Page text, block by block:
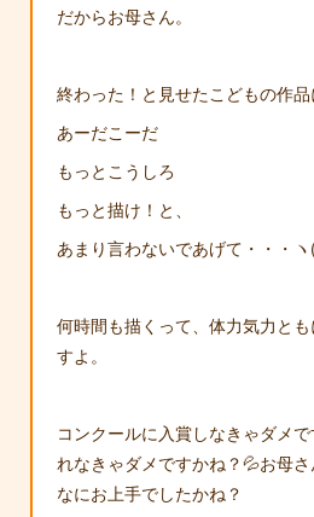
だからお母さん。
終わった！と見せたこどもの作品
あーだこーだ
もっとこうしろ
もっと描け！と、
あまり言わないであげて・・・ヽ
何時間も描くって、体力気力と
すよ。
コンクールに入賞しなきゃダメ
れなきゃダメですかね？💦お母
なにお上手でしたかね？